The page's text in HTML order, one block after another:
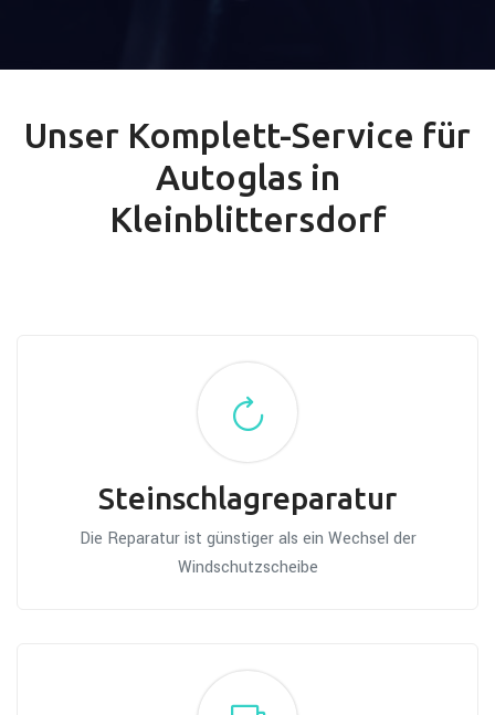
Unser Komplett-Service für
Autoglas in
Kleinblittersdorf
Steinschlagreparatur
Die Reparatur ist günstiger als ein Wechsel der
Windschutzscheibe